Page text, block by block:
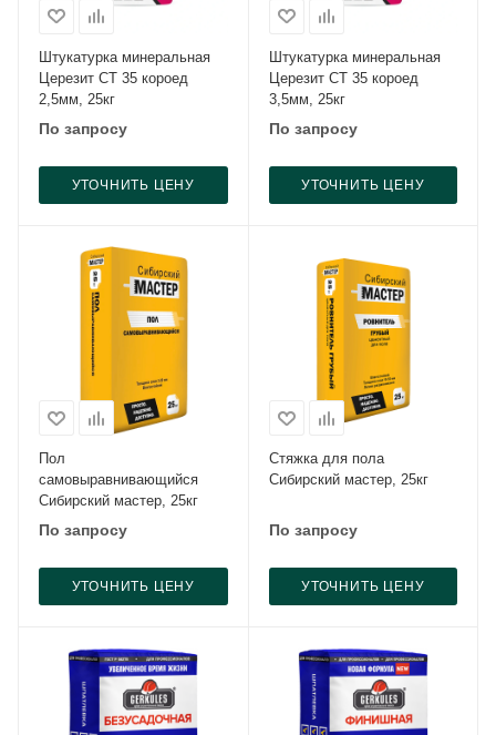
Штукатурка минеральная
Церезит CT 35 короед
2,5мм, 25кг
По запросу
УТОЧНИТЬ ЦЕНУ
Штукатурка минеральная
Церезит CT 35 короед
3,5мм, 25кг
По запросу
УТОЧНИТЬ ЦЕНУ
Пол
самовыравнивающийся
Сибирский мастер, 25кг
По запросу
УТОЧНИТЬ ЦЕНУ
Стяжка для пола
Сибирский мастер, 25кг
По запросу
УТОЧНИТЬ ЦЕНУ